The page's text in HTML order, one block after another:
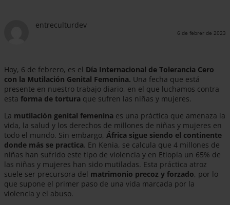
entreculturdev
6 de febrer de 2023
Hoy, 6 de febrero, es el Día Internacional de Tolerancia Cero
con la Mutilación Genital Femenina. Una fecha que está
presente en nuestro trabajo diario, en el que luchamos contra
esta forma de tortura que sufren las niñas y mujeres.
La mutilación genital femenina es una práctica que amenaza la
vida, la salud y los derechos de millones de niñas y mujeres en
todo el mundo. Sin embargo, África sigue siendo el continente
donde más se practica. En Kenia, se calcula que 4 millones de
niñas han sufrido este tipo de violencia y en Etiopía un 65% de
las niñas y mujeres han sido mutiladas. Esta práctica atroz
suele ser precursora del matrimonio precoz y forzado, por lo
que supone el primer paso de una vida marcada por la
violencia y el abuso.